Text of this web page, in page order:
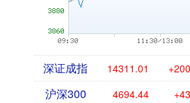
深证成指 14311.01
沪深300 4694.44